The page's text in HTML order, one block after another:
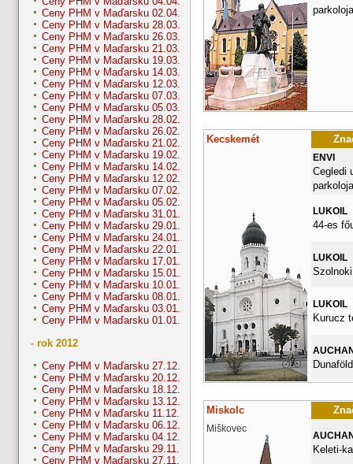
Ceny PHM v Maďarsku 02.04.
Ceny PHM v Maďarsku 28.03.
Ceny PHM v Maďarsku 26.03.
Ceny PHM v Maďarsku 21.03.
Ceny PHM v Maďarsku 19.03.
Ceny PHM v Maďarsku 14.03.
Ceny PHM v Maďarsku 12.03.
Ceny PHM v Maďarsku 07.03.
Ceny PHM v Maďarsku 05.03.
Ceny PHM v Maďarsku 28.02.
Ceny PHM v Maďarsku 26.02.
Ceny PHM v Maďarsku 21.02.
Ceny PHM v Maďarsku 19.02.
Ceny PHM v Maďarsku 14.02.
Ceny PHM v Maďarsku 12.02.
Ceny PHM v Maďarsku 07.02.
Ceny PHM v Maďarsku 05.02.
Ceny PHM v Maďarsku 31.01.
Ceny PHM v Maďarsku 29.01.
Ceny PHM v Maďarsku 24.01.
Ceny PHM v Maďarsku 22.01.
Ceny PHM v Maďarsku 17.01.
Ceny PHM v Maďarsku 15.01.
Ceny PHM v Maďarsku 10.01.
Ceny PHM v Maďarsku 08.01.
Ceny PHM v Maďarsku 03.01.
Ceny PHM v Maďarsku 01.01.
- rok 2012
Ceny PHM v Maďarsku 27.12.
Ceny PHM v Maďarsku 20.12.
Ceny PHM v Maďarsku 18.12.
Ceny PHM v Maďarsku 13.12.
Ceny PHM v Maďarsku 11.12.
Ceny PHM v Maďarsku 06.12.
Ceny PHM v Maďarsku 04.12.
Ceny PHM v Maďarsku 29.11.
Ceny PHM v Maďarsku 27.11.
Kecskemét
ENVI
Cegledi
LUKOIL
44-es
LUKOIL
LUKOIL
Kurucz
Miskolc
Miškovec
Keleti-